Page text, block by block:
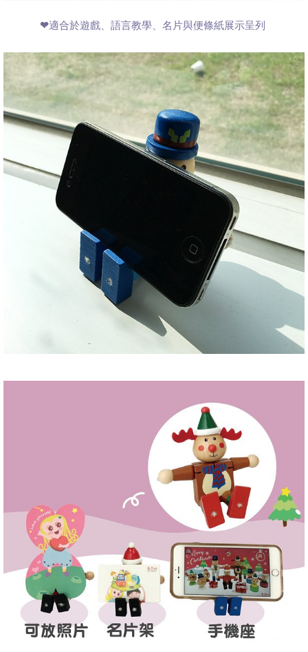
❤適合於遊戲、語言教學、名片與便條紙展示呈列